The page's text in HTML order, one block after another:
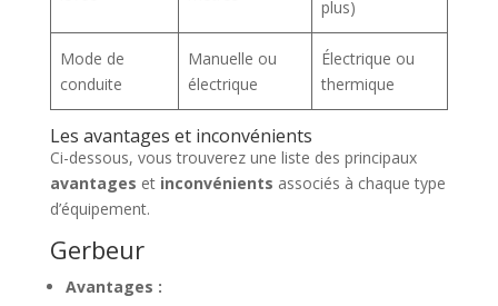
plus)
Mode de
conduite
Manuelle ou
électrique
Électrique ou
thermique
Les avantages et inconvénients
Ci-dessous, vous trouverez une liste des principaux
avantages et inconvénients associés à chaque type
d’équipement.
Gerbeur
Avantages :